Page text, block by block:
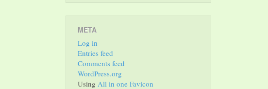
META
Log in
Entries feed
Comments feed
WordPress.org
Using All in one Favicon